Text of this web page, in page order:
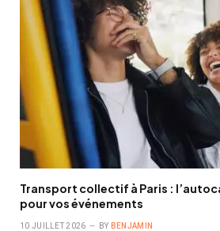
Transport collectif à Paris :
pour vos événements
10 JUILLET 2026 BY BENJAMIN